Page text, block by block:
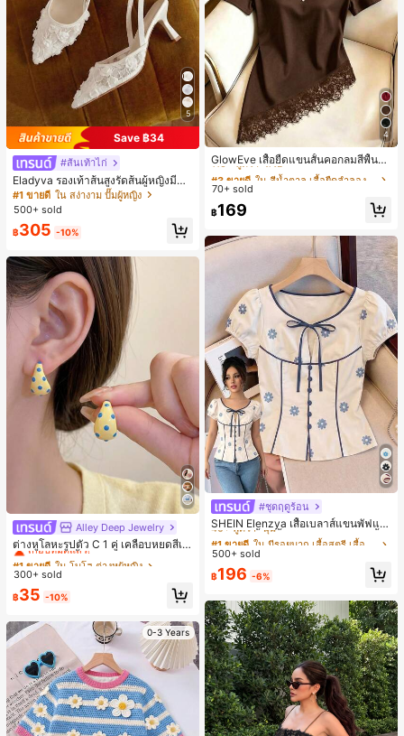
5
Save ฿34
#ส้นเท้าไก่
Eladyva รองเท้าส้นสูงรัดส้นผู้หญิงมีดอ
กไม้ประดับตาข่ายเสริมและสามารถสว
มได้สองแบบ ส้นสูง 7 ซม. รูปแบบโรมัน
#1 ขายดี ใน สง่างาม ปั๊มผู้หญิง
500+ sold
฿305 -10%
Alley Deep Jewelry
ต่างหูโลหะรูปตัว C 1 คู่ เคลือบหยดสีเห
ลือง ลายจุดสีน้ำเงิน สไตล์ยุโรปและอเม
ริกัน แฟชั่นส่วนตัว หวานและสง่างาม
สำหรับผู้หญิงและเด็กหญิง สำหรับการเ
ดินทาง งานแต่งงาน ปาร์ตี้ วันเกิด ของ
#1 ขายดี ใน โบโฮ ต่างหูผู้หญิง
เกือบหมดแล้ว!
ลูกค้ากลับมาซื้อซ้ำ!
#1 ขายดี ใน โบโฮ ต่างหูผู้หญิง
เกือบหมดแล้ว!
ลูกค้ากลับมาซื้อซ้ำ!
#1 ขายดี ใน โบโฮ ต่างหูผู้หญิง
เกือบหมดแล้ว!
ลูกค้ากลับมาซื้อซ้ำ!
#1 ขายดี
ใน โบโฮ ต่างหูผู้หญิง
ลูกค้ากลับมาซื้อซ้ำ!
300+ sold
฿35 -10%
0-3 Years
4
GlowEve เสื้อยืดแขนสั้นคอกลมสีพื้นลำ
ลองอเนกประสงค์สำหรับผู้หญิง
#3 ขายดี
ใน สีน้ำตาล เสื้อยืดลำลองพื้นฐาน
110+ พูดว่า "สวย"
#3 ขายดี
110+ พูดว่า "สวย"
#3 ขายดี
110+ พูดว่า "สวย"
#3 ขายดี
ใน สีน้ำตาล เสื้อยืดลำลองพื้นฐาน
70+ sold
฿169
#ชุดฤดูร้อน
SHEIN Elenzya เสื้อเบลาส์แขนพัฟแต่
งระบายสีพื้นสีน้ำเงินสำหรับผู้หญิง, เสื้อ
ครอปเข้ารูปผูกโบว์คอวีตัดกันสำหรับฤ
ดูร้อน
#1 ขายดี
40+ พูดว่า "นุ่ม"
#1 ขายดี
40+ พูดว่า "นุ่ม"
#1 ขายดี
40+ พูดว่า "นุ่ม"
#1 ขายดี
ใน มีรอยบาก เสื้อสตรี เสื้อเบลาส์ & Tee
500+ sold
฿196 -6%